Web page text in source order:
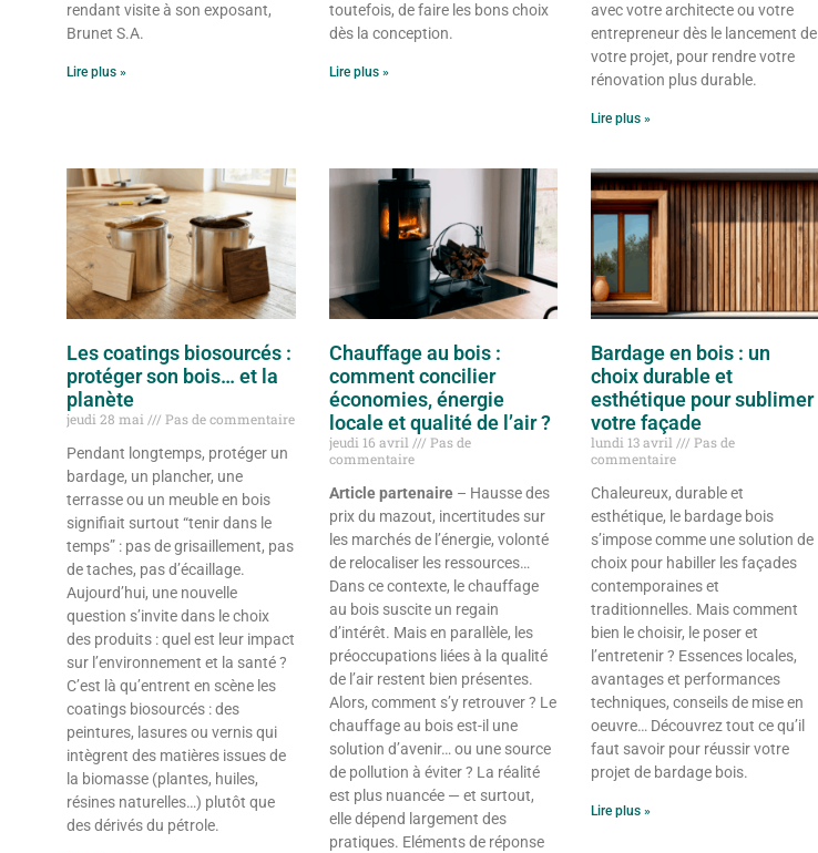
rendant visite à son exposant,
Brunet S.A.
Lire plus »
toutefois, de faire les bons choix
dès la conception.
Lire plus »
avec votre architecte ou votre
entrepreneur dès le lancement de
votre projet, pour rendre votre
rénovation plus durable.
Lire plus »
Les coatings biosourcés :
protéger son bois… et la
planète
jeudi 28 mai
Pas de commentaire
Pendant longtemps, protéger un
bardage, un plancher, une
terrasse ou un meuble en bois
signifiait surtout “tenir dans le
temps” : pas de grisaillement, pas
de taches, pas d’écaillage.
Aujourd’hui, une nouvelle
question s’invite dans le choix
des produits : quel est leur impact
sur l’environnement et la santé ?
C’est là qu’entrent en scène les
coatings biosourcés : des
peintures, lasures ou vernis qui
intègrent des matières issues de
la biomasse (plantes, huiles,
résines naturelles…) plutôt que
des dérivés du pétrole.
Chauffage au bois :
comment concilier
économies, énergie
locale et qualité de l’air ?
jeudi 16 avril
Pas de
commentaire
Article partenaire– Hausse des
prix du mazout, incertitudes sur
les marchés de l’énergie, volonté
de relocaliser les ressources…
Dans ce contexte, le chauffage
au bois suscite un regain
d’intérêt. Mais en parallèle, les
préoccupations liées à la qualité
de l’air restent bien présentes.
Alors, comment s’y retrouver ? Le
chauffage au bois est-il une
solution d’avenir… ou une source
de pollution à éviter ? La réalité
est plus nuancée — et surtout,
elle dépend largement des
pratiques. Eléments de réponse
Bardage en bois : un
choix durable et
esthétique pour sublimer
votre façade
lundi 13 avril
Pas de
commentaire
Chaleureux, durable et
esthétique, le bardage bois
s’impose comme une solution de
choix pour habiller les façades
contemporaines et
traditionnelles. Mais comment
bien le choisir, le poser et
l’entretenir ? Essences locales,
avantages et performances
techniques, conseils de mise en
oeuvre… Découvrez tout ce qu’il
faut savoir pour réussir votre
projet de bardage bois.
Lire plus »